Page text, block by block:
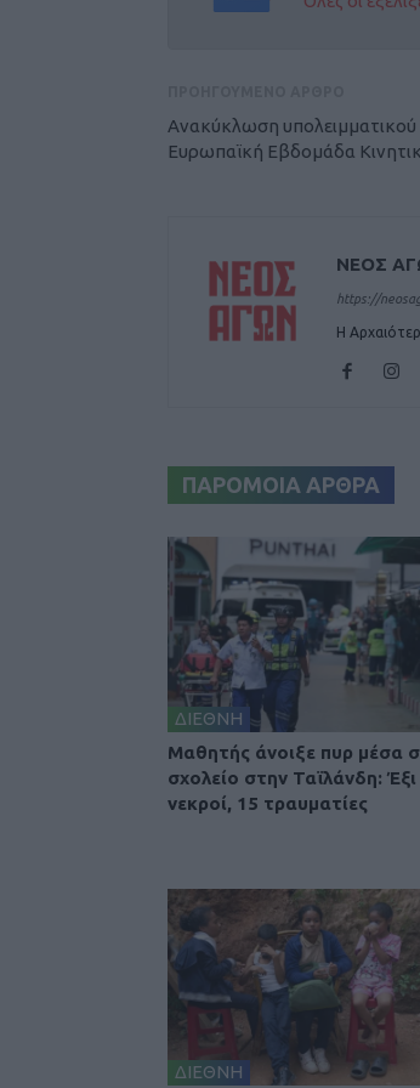
Ανακύκλωση
Ευρωπαϊκή Εβδομάδα
ΝΕΟΣ
https://
Η
ΠΑΡΟΜΟΙΑ ΑΡΘΡΑ
ΔΙΕΘΝΗ
Μαθητής άνοιξε πυρ μέσα
σχολείο στην Ταϊλάνδη: Έξι
νεκροί, 15 τραυματίες
ΔΙΕΘΝΗ